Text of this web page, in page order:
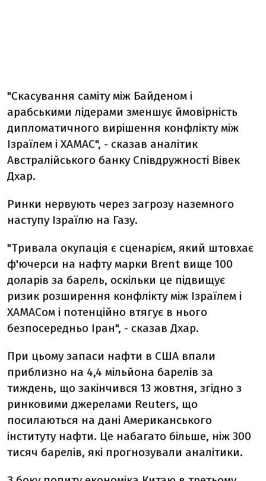
"Скасування саміту між Байденом і
арабськими лідерами зменшує ймовірність
дипломатичного вирішення конфлікту між
Ізраїлем і ХАМАС", - сказав аналітик
Австралійського банку Співдружності Вівек
Дхар.
Ринки нервують через загрозу наземного
наступу Ізраїлю на Газу.
"Тривала окупація є сценарієм, який штовхає
ф'ючерси на нафту марки Brent вище 100
доларів за барель, оскільки це підвищує
ризик розширення конфлікту між Ізраїлем і
ХАМАСом і потенційно втягує в нього
безпосередньо Іран", - сказав Дхар.
При цьому запаси нафти в США впали
приблизно на 4,4 мільйона барелів за
тиждень, що закінчився 13 жовтня, згідно з
ринковими джерелами Reuters, що
посилаються на дані Американського
інституту нафти. Це набагато більше, ніж 300
тисяч барелів, які прогнозували аналітики.